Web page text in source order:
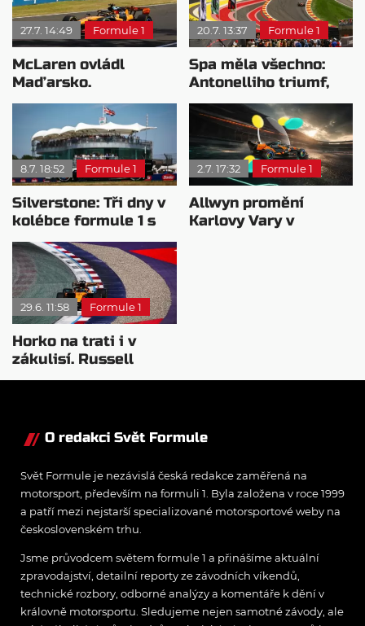
27.7. 14:49 Formule 1
McLaren ovládl
Maďarsko.
Verstappen v šoku a
Teletubbies na scéně
20.7. 13:37 Formule 1
Spa měla všechno:
Antonelliho triumf,
Russellovu smůlu i
Norrisovu stíhací
jízdu
8.7. 18:52 Formule 1
Silverstone: Tři dny v
kolébce formule 1 s
překvapením
2.7. 17:32 Formule 1
Allwyn promění
Karlovy Vary v
29.6. 11:58 Formule 1
Horko na trati i v
zákulisí. Russell
zvítězil, přestupové
O redakci Svět Formule
Svět Formule je nezávislá česká redakce zaměřená na
motorsport, především na formuli 1. Byla založena v roce 1999
a patří mezi nejstarší specializované motorsportové weby na
československém trhu.
Jsme průvodcem světem formule 1 a přinášíme aktuální
zpravodajství, detailní reporty ze závodních víkendů,
technické rozbory, odborné analýzy a komentáře k dění v
královně motorsportu. Sledujeme nejen samotné závody, ale